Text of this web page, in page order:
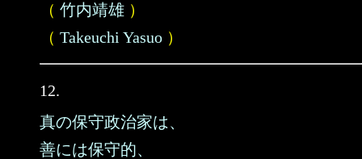
（ 竹内靖雄 ）
（ Takeuchi Yasuo ）
12.
真の保守政治家は、
善には保守的、